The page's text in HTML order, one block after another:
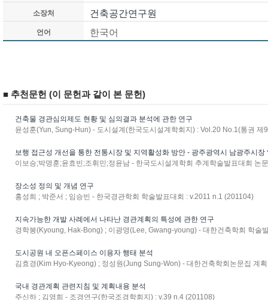
소장처 건축공간연구원
언어 한국어
■ 추천문헌 (이 문헌과 같이 본 문헌)
건축물 경관심의제도 현황 및 심의결과 분석에 관한 연구
윤성훈(Yun, Sung-Hun) - 도시설계(한국도시설계학회지) : Vol.20 No.1(통권 제
보행 접근성 개선을 통한 전통시장 및 지역활성화 방안 - 광주광역시 남광주시장
이보승;박명훈;윤효빈;조휘민;정윤남 - 한국도시설계학회 추계학술발표대회 논
장소성 정의 및 개념 연구
홍성희 ; 박준서 ; 임승빈 - 한국경관학회 학술발표대회 : v.2011 n.1 (201104)
지속가능한 개발 사례에서 나타난 경관계획의 특성에 관한 연구
경학봉(Kyoung, Hak-Bong) ; 이광영(Lee, Gwang-young) - 대한건축학회 학술
도시공원 내 오픈스페이스 이용자 행태 분석
김효경(Kim Hyo-Kyeong) ; 정성원(Jung Sung-Won) - 대한건축학회논문집 계
국내 경관계획 관련지침 및 계획내용 분석
주신하 ; 김영희 - 조경연구(한국조경학회지) : v.39 n.4 (201108)